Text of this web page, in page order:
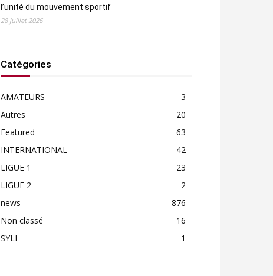
l’unité du mouvement sportif
28 juillet 2026
Catégories
AMATEURS
3
Autres
20
Featured
63
INTERNATIONAL
42
LIGUE 1
23
LIGUE 2
2
news
876
Non classé
16
SYLI
1